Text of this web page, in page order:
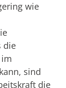
wie
die
sind
die